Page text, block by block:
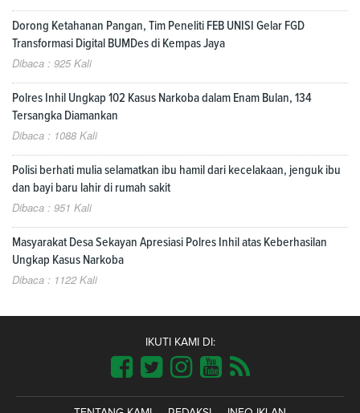
Dorong Ketahanan Pangan, Tim Peneliti FEB UNISI Gelar FGD
Transformasi Digital BUMDes di Kempas Jaya
Dibaca : 925 Kali
Polres Inhil Ungkap 102 Kasus Narkoba dalam Enam Bulan, 134
Tersangka Diamankan
Dibaca : 1088 Kali
Polisi berhati mulia selamatkan ibu hamil dari kecelakaan, jenguk ibu
dan bayi baru lahir di rumah sakit
Dibaca : 951 Kali
Masyarakat Desa Sekayan Apresiasi Polres Inhil atas Keberhasilan
Ungkap Kasus Narkoba
Dibaca : 1122 Kali
IKUTI KAMI DI: